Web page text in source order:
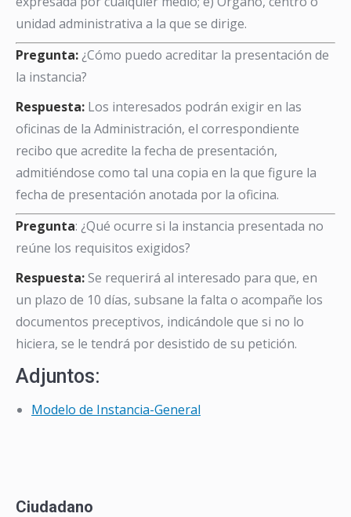
unidad administrativa a la que se dirige.
Pregunta: ¿Cómo puedo acreditar la presentación de
la instancia?
Respuesta: Los interesados podrán exigir en las
oficinas de la Administración, el correspondiente
recibo que acredite la fecha de presentación,
admitiéndose como tal una copia en la que figure la
fecha de presentación anotada por la oficina.
Pregunta: ¿Qué ocurre si la instancia presentada no
reúne los requisitos exigidos?
Respuesta:Se requerirá al interesado para que, en
un plazo de 10 días, subsane la falta o acompañe los
documentos preceptivos, indicándole que si no lo
hiciera, se le tendrá por desistido de su petición.
Adjuntos:
Modelo de Instancia-General
Ciudadano